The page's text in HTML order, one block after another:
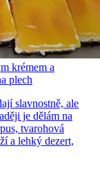
krémem a
plech
slavnostně, ale
je dělám na
tvarohová
a lehký dezert,